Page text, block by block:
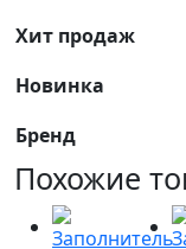
Хит продаж
Новинка
Бренд
Похожие